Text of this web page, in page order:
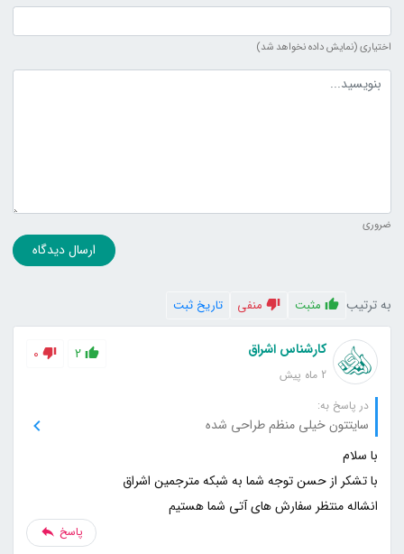
اختیاری (نمایش داده نخواهد شد)
متن دیدگاه
ضروری
ارسال دیدگاه
به ترتیب مثبت منفی تاریخ ثبت
کارشناس اشراق
2 ماه پیش
2
0
در پاسخ به:
سایتتون خیلی منظم طراحی شده
انشاله منتظر سفارش های آتی شما هستیم
پاسخ